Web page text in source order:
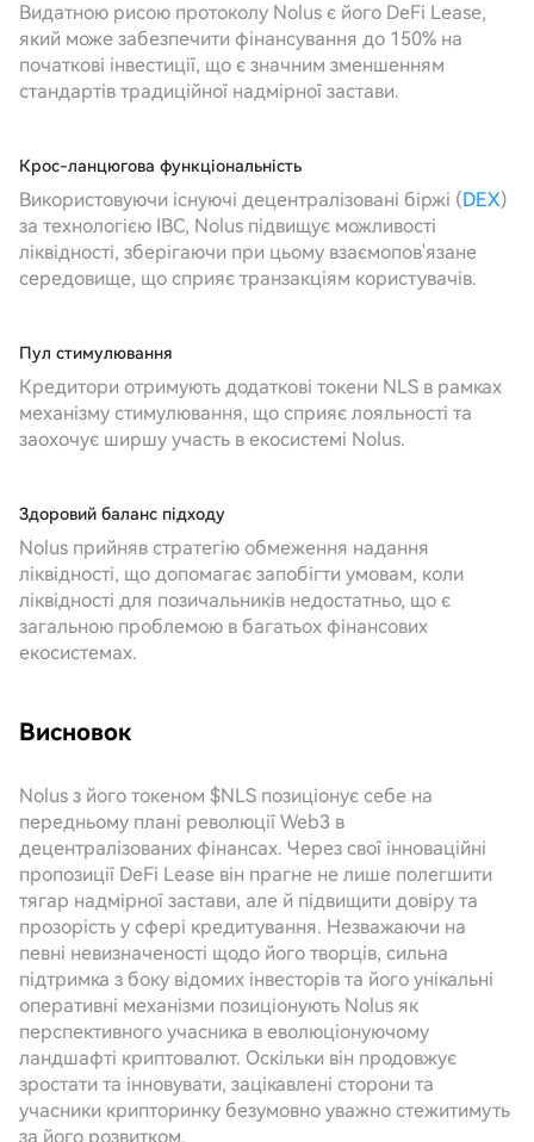
Видатною рисою протоколу Nolus є його DeFi Lease,
який може забезпечити фінансування до 150% на
початкові інвестиції, що є значним зменшенням
стандартів традиційної надмірної застави.
Крос-ланцюгова функціональність
Використовуючи існуючі децентралізовані біржі (DEX)
за технологією IBC, Nolus підвищує можливості
ліквідності, зберігаючи при цьому взаємопов'язане
середовище, що сприяє транзакціям користувачів.
Пул стимулювання
Кредитори отримують додаткові токени NLS в рамках
механізму стимулювання, що сприяє лояльності та
заохочує ширшу участь в екосистемі Nolus.
Здоровий баланс підходу
Nolus прийняв стратегію обмеження надання
ліквідності, що допомагає запобігти умовам, коли
ліквідності для позичальників недостатньо, що є
загальною проблемою в багатьох фінансових
екосистемах.
Висновок
Nolus з його токеном $NLS позиціонує себе на
передньому плані революції Web3 в
децентралізованих фінансах. Через свої інноваційні
пропозиції DeFi Lease він прагне не лише полегшити
тягар надмірної застави, але й підвищити довіру та
прозорість у сфері кредитування. Незважаючи на
певні невизначеності щодо його творців, сильна
підтримка з боку відомих інвесторів та його унікальні
оперативні механізми позиціонують Nolus як
перспективного учасника в еволюціонуючому
ландшафті криптовалют. Оскільки він продовжує
зростати та інновувати, зацікавлені сторони та
учасники крипторинку безумовно уважно стежитимуть
за його розвитком.